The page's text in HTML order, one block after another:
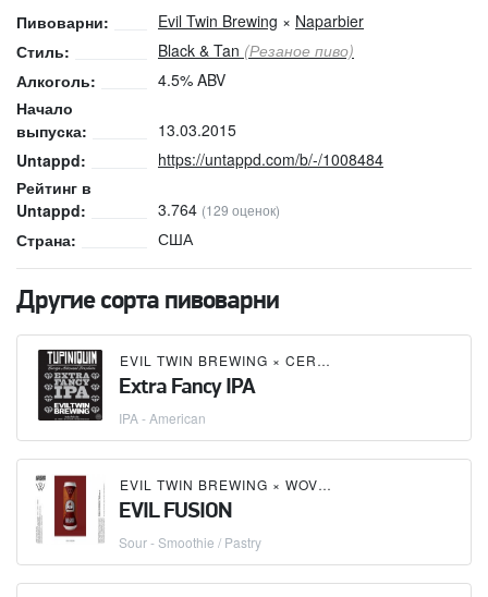
Пивоварни: Evil Twin Brewing × Naparbier
Стиль:
Black & Tan (Резаное пиво)
Алкоголь:
4.5% ABV
Начало
выпуска:
13.03.2015
Untappd:
https://untappd.com/b/-/1008484
Рейтинг в
Untappd:
3.764 (129 оценок)
Страна: США
Другие сорта пивоварни
EVIL TWIN BREWING × CERVEJARIA TUPINIQUIM
Extra Fancy IPA
IPA - American
EVIL TWIN BREWING × WOVEN WATER BREWING
EVIL FUSION
Sour - Smoothie / Pastry